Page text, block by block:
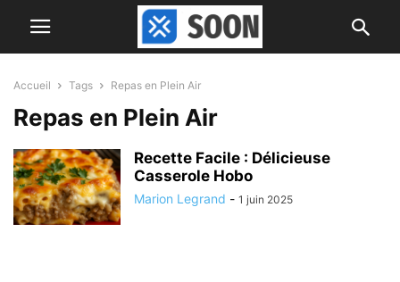
Accueil Tags Repas en Plein Air
Repas en Plein Air
Recette Facile : Délicieuse
Casserole Hobo
Marion Legrand - 1 juin 2025